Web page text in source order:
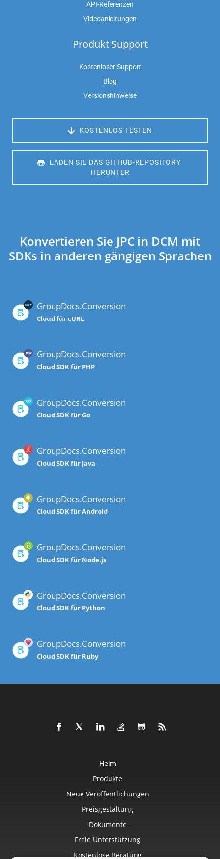
API-Referenzen
Videoanleitungen
Produkt Support
Kostenloser Support
Blog
Versionshinweise
KOSTENLOS TESTEN
LADEN SIE DAS GITHUB-REPOSITORY
HERUNTER
Konvertieren Sie JPC in DCM mit
SDKs in anderen gängigen Sprachen
GroupDocs.Conversion
Cloud für cURL
GroupDocs.Conversion
Cloud SDK für PHP
GroupDocs.Conversion
Cloud SDK für Go
GroupDocs.Conversion
Cloud SDK für Java
GroupDocs.Conversion
Cloud SDK für Android
GroupDocs.Conversion
Cloud SDK für Node.js
GroupDocs.Conversion
Cloud SDK für Python
GroupDocs.Conversion
Cloud SDK für Ruby
Heim
Produkte
Neue Veröffentlichungen
Preisgestaltung
Dokumente
Freie Unterstützung
Kostenlose Beratung